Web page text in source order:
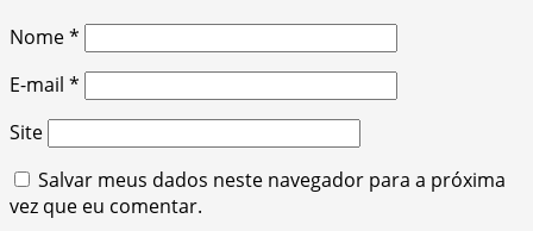
Nome*
E-mail *
Site
Salvar meus dados neste navegador para a próxima
vez que eu comentar.